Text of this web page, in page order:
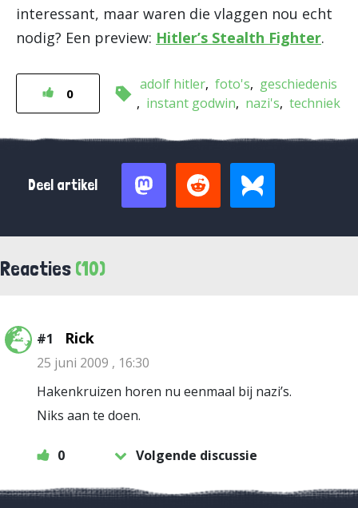
interessant, maar waren die vlaggen nou echt
nodig? Een preview: Hitler’s Stealth Fighter.
0
adolf hitler foto's
geschiedenis
instant godwin
nazi's techniek
Deel artikel
Reacties (10)
#1 Rick
25 juni 2009 , 16:30
Hakenkruizen horen nu eenmaal bij nazi’s.
Niks aan te doen.
0 Volgende discussie